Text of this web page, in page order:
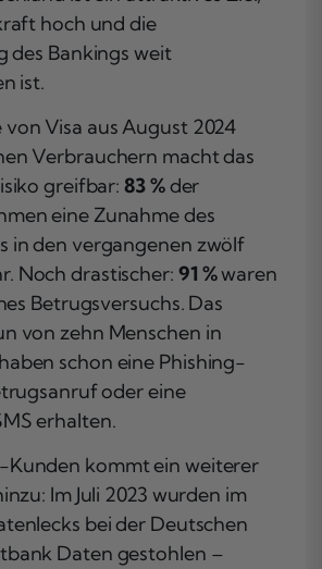
hoch und die
des Bankings weit
ist.
Visa aus August 2024
Verbrauchern macht das
greifbar:83 %der
eine Zunahme des
in den vergangenen zwölf
Noch drastischer: 91 %waren
Betrugsversuchs. Das
von zehn Menschen in
schon eine Phishing-
oder eine
erhalten.
Kunden kommt ein weiterer
Im Juli 2023 wurden im
bei der Deutschen
Daten gestohlen –